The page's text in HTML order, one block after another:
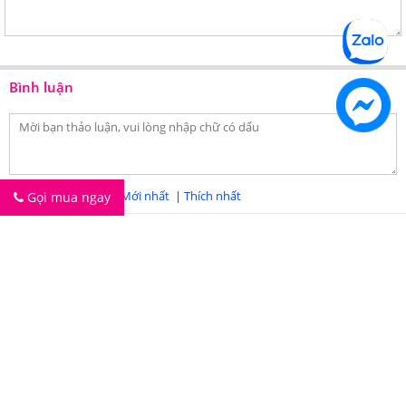
Bộ sản phẩm chăn ga gối Sông Hồng Urban cotton gồm:
Bộ chăn ga gối Sông
Bộ chăn ga gối Sông
Hồng Urban (Ga phủ)
✓01 vỏ gối ôm kích
✓01 vỏ gối ôm kích thước
Bình luận
Sắp xếp bình luận: Mới nhất | Thích nhất
Gọi mua ngay